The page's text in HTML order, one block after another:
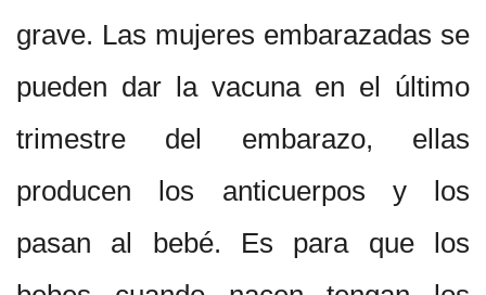
grave. Las mujeres embarazadas se
pueden dar la vacuna en el último
trimestre del embarazo, ellas
producen los anticuerpos y los
pasan al bebé. Es para que los